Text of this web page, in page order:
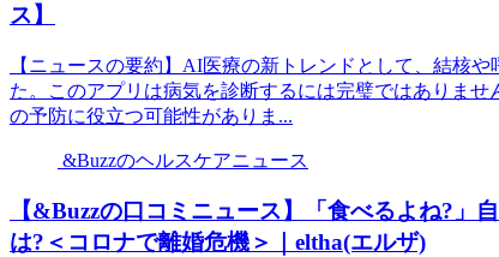
ス】
【ニュースの要約】AI医療の新トレンドとして、結核
た。このアプリは病気を診断するには完璧ではありま
の予防に役立つ可能性がありま...
&Buzzのヘルスケアニュース
【&Buzzの口コミニュース】「食べるよね?
は?＜コロナで離婚危機＞｜eltha(エルザ)